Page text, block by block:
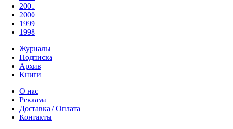
2001
2000
1999
1998
Журналы
Подписка
Архив
Книги
О нас
Реклама
Доставка / Оплата
Контакты